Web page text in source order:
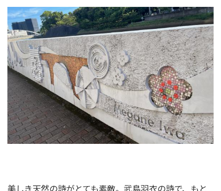
美しき天然の詩がとても素敵。武島羽衣の詩で、もと